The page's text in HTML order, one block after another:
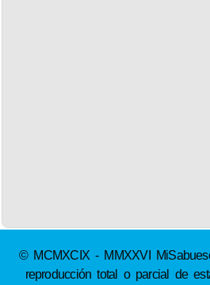
© MCMXCIX - MMXXVI
reproducción total o parcial de